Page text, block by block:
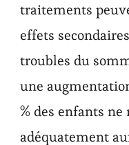
traitements
effets
troubles du
une
% des enfants ne
adéquatement